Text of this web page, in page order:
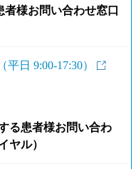
様お問い合わせ窓口
平日 9:00-17:30）
る患者様お問い合わ
ヤル）